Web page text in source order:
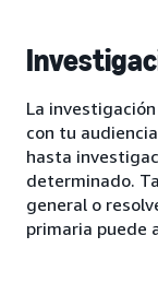
La
con tu
hasta
determinado.
general o
primaria puede